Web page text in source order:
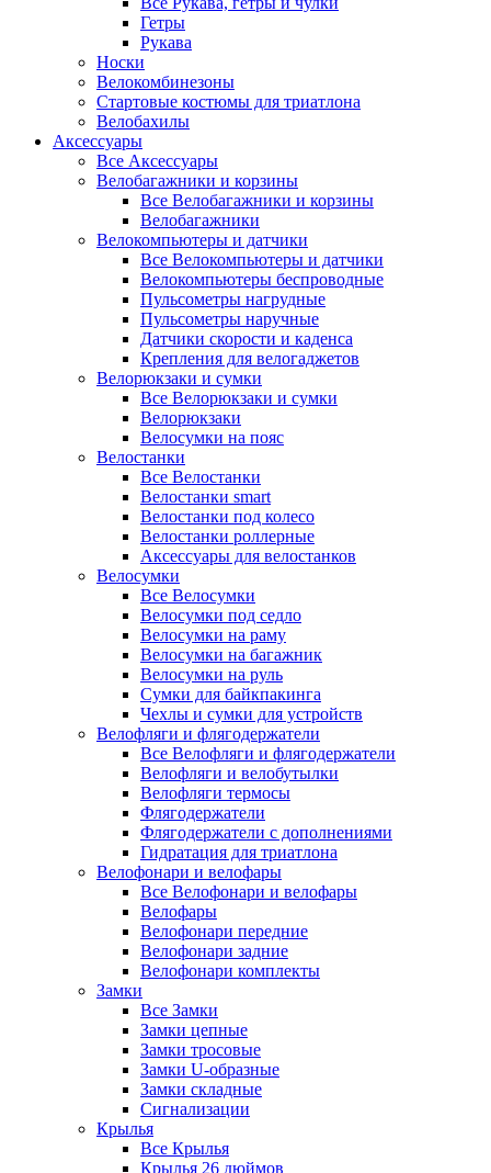
Гетры
Рукава
Носки
Велокомбинезоны
Стартовые костюмы для триатлона
Велобахилы
Аксессуары
Все Аксессуары
Велобагажники и корзины
Все Велобагажники и корзины
Велобагажники
Велокомпьютеры и датчики
Все Велокомпьютеры и датчики
Велокомпьютеры беспроводные
Пульсометры нагрудные
Пульсометры наручные
Датчики скорости и каденса
Крепления для велогаджетов
Велорюкзаки и сумки
Все Велорюкзаки и сумки
Велорюкзаки
Велосумки на пояс
Велостанки
Все Велостанки
Велостанки smart
Велостанки под колесо
Велостанки роллерные
Аксессуары для велостанков
Велосумки
Все Велосумки
Велосумки под седло
Велосумки на раму
Велосумки на багажник
Велосумки на руль
Сумки для байкпакинга
Чехлы и сумки для устройств
Велофляги и флягодержатели
Все Велофляги и флягодержатели
Велофляги и велобутылки
Велофляги термосы
Флягодержатели
Флягодержатели с дополнениями
Гидратация для триатлона
Велофонари и велофары
Все Велофонари и велофары
Велофары
Велофонари передние
Велофонари задние
Велофонари комплекты
Замки
Все Замки
Замки цепные
Замки тросовые
Замки U-образные
Замки складные
Сигнализации
Крылья
Все Крылья
Крылья 26 дюймов